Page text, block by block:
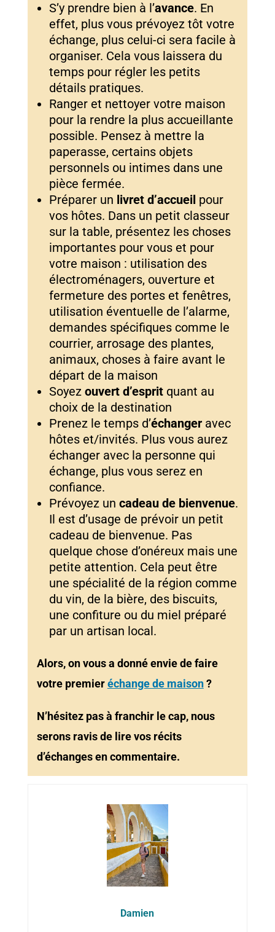
S’y prendre bien à l’avance. En
effet, plus vous prévoyez tôt votre
échange, plus celui-ci sera facile à
organiser. Cela vous laissera du
temps pour régler les petits
détails pratiques.
Ranger et nettoyer votre maison
pour la rendre la plus accueillante
possible. Pensez à mettre la
paperasse, certains objets
personnels ou intimes dans une
pièce fermée.
Préparer un livret d’accueil pour
vos hôtes. Dans un petit classeur
sur la table, présentez les choses
importantes pour vous et pour
votre maison : utilisation des
électroménagers, ouverture et
fermeture des portes et fenêtres,
utilisation éventuelle de l’alarme,
demandes spécifiques comme le
courrier, arrosage des plantes,
animaux, choses à faire avant le
départ de la maison
Soyez ouvert d’espritquant au
choix de la destination
Prenez le temps d’échangeravec
hôtes et/invités. Plus vous aurez
échanger avec la personne qui
échange, plus vous serez en
confiance.
Prévoyez un cadeau de bienvenue.
Il est d’usage de prévoir un petit
cadeau de bienvenue. Pas
quelque chose d’onéreux mais une
petite attention. Cela peut être
une spécialité de la région comme
du vin, de la bière, des biscuits,
une confiture ou du miel préparé
par un artisan local.
Alors, on vous a donné envie de faire
votre premieréchange de maison?
N’hésitez pas à franchir le cap, nous
serons ravis de lire vos récits
d’échanges en commentaire.
Damien